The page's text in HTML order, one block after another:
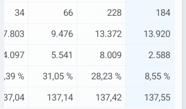
34 66 228
184
7.803 9.476 13.372
13.920
4.097 5.541 8.009
2.588
28,39 % 31,05 % 28,23 %
8,55 %
137,04 137,14 137,42 137,55